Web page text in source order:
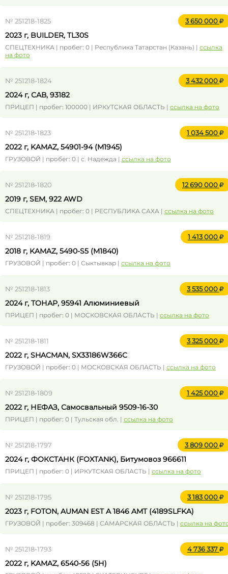
№ 251218-1825 3 650 000
2023 г, BUILDER, TL30S
СПЕЦТЕХНИКА | пробег: 0 | Республика Татарстан (Казань) | ссылка
на фото
№ 251218-1824 3 432 000
2024 г, САВ, 93182
ПРИЦЕП | пробег: 100000 | ИРКУТСКАЯ ОБЛАСТЬ | ссылка на фото
№ 251218-1823 1 034 500
2022 г, KAMAZ, 54901-94 (M1945)
ГРУЗОВОЙ | пробег: 0 | с. Надежда | ссылка на фото
№ 251218-1820 12 690 000
2019 г, SEM, 922 AWD
СПЕЦТЕХНИКА | пробег: 0 | РЕСПУБЛИКА САХА | ссылка на фото
№ 251218-1819 1 413 000
2018 г, KAMAZ, 5490-S5 (M1840)
ГРУЗОВОЙ | пробег: 0 | Сыктывкар | ссылка на фото
№ 251218-1813 3 535 000
2024 г, ТОНАР, 95941 Алюминиевый
ПРИЦЕП | пробег: 0 | МОСКОВСКАЯ ОБЛАСТЬ | ссылка на фото
№ 251218-1811 3 325 000
2022 г, SHACMAN, SX33186W366C
ГРУЗОВОЙ | пробег: 0 | МОСКОВСКАЯ ОБЛАСТЬ | ссылка на фото
№ 251218-1809 1 425 000
2022 г, НЕФАЗ, Самосвальный 9509-16-30
ПРИЦЕП | пробег: 0 | Тульская обл. | ссылка на фото
№ 251218-1797 3 809 000
2024 г, ФОКСТАНК (FOXTANK), Битумовоз 966611
ПРИЦЕП | пробег: 0 | ИРКУТСКАЯ ОБЛАСТЬ | ссылка на фото
№ 251218-1795 3 183 000
2023 г, FOTON, AUMAN EST A 1846 AMT (4189SLFKA)
ГРУЗОВОЙ | пробег: 309468 | САМАРСКАЯ ОБЛАСТЬ | ссылка на
№ 251218-1793 4 736 337
2022 г, KAMAZ, 6540-56 (5Н)